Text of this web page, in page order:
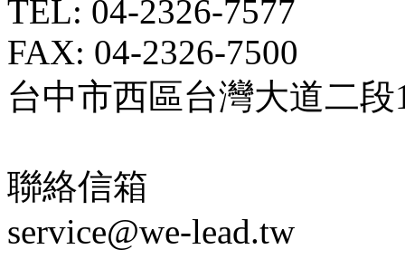
TEL: 04-2326-7577
FAX: 04-2326-7500
台中市西區台灣大道二段
聯絡信箱
service@we-lead.tw